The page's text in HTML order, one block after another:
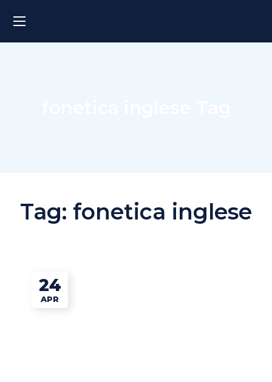
Tag: fonetica inglese
24
APR